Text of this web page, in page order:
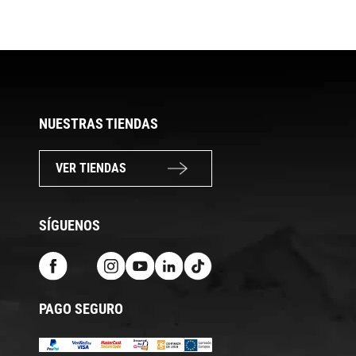
NUESTRAS TIENDAS
VER TIENDAS
SÍGUENOS
PAGO SEGURO